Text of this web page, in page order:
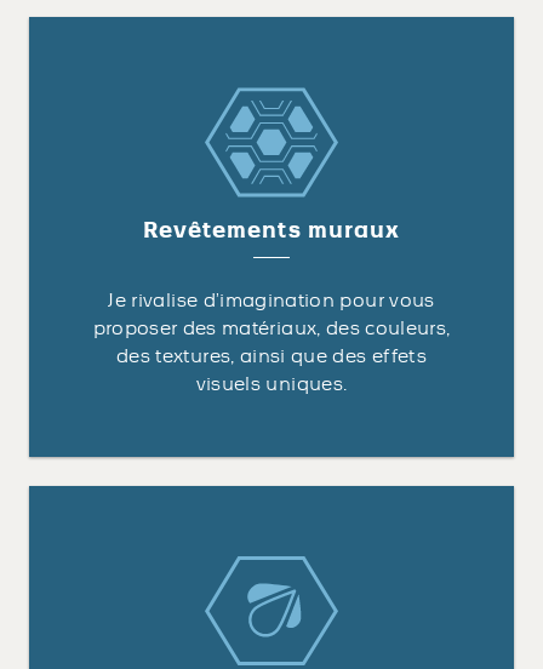
Revêtements muraux
Je rivalise d’imagination pour vous
proposer des matériaux, des couleurs,
des textures, ainsi que des effets
visuels uniques.